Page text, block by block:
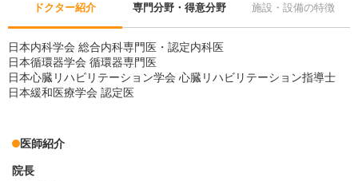
ドクター紹介 専門分野・得意分野 施設・設備の特徴
日本内科学会 総合内科専門医・認定内科医
日本循環器学会 循環器専門医
日本心臓リハビリテーション学会 心臓リハビリテーション指導士
日本緩和医療学会 認定医
医師紹介
院長